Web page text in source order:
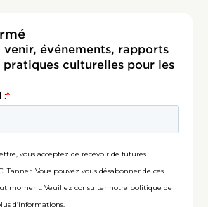
venir, événements, rapports
culturelles pour les